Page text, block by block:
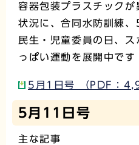
容器包装プラスチック
状況に、合同水防訓練
民生・児童委員の日、
っぱい運動を展開中です
5月1日号 （PDF：
5月11日号
主な記事